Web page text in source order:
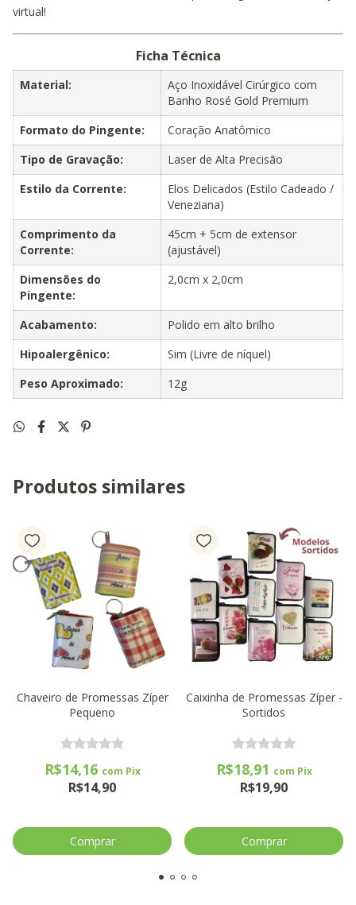
virtual!
Ficha Técnica
Material:
Aço Inoxidável Cirúrgico com
Banho Rosé Gold Premium
Formato do Pingente:
Coração Anatômico
Tipo de Gravação:
Laser de Alta Precisão
Estilo da Corrente:
Elos Delicados (Estilo Cadeado /
Veneziana)
Comprimento da
Corrente:
45cm + 5cm de extensor
(ajustável)
Dimensões do
Pingente:
2,0cm x 2,0cm
Acabamento:
Polido em alto brilho
Hipoalergênico:
Sim (Livre de níquel)
Peso Aproximado:
12g
Produtos similares
Chaveiro de Promessas Zíper
Pequeno
R$14,90
R$14,16 com Pix
Caixinha de Promessas Zíper -
Sortidos
R$19,90
R$18,91 com Pix